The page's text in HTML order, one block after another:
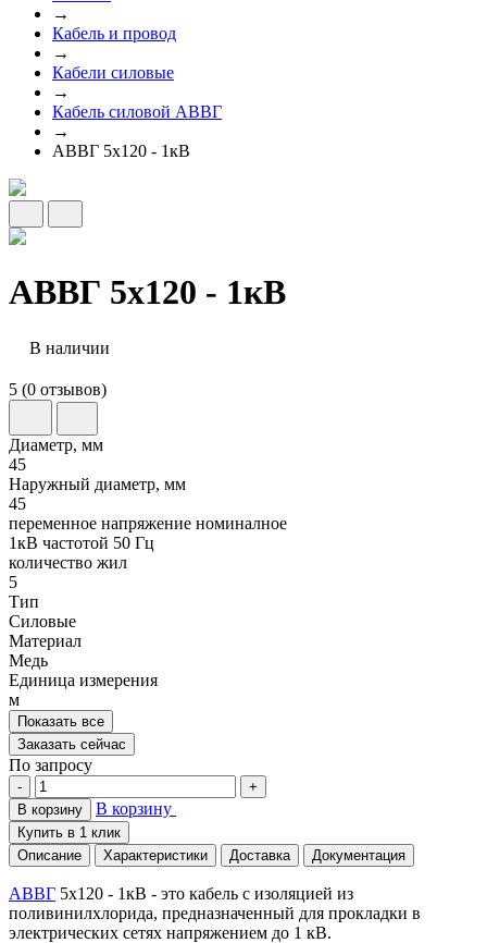
→
Кабель и провод
→
Кабели силовые
→
Кабель силовой АВВГ
→
АВВГ 5х120 - 1кВ
АВВГ 5х120 - 1кВ
В наличии
5 (0 отзывов)
Диаметр, мм
45
Наружный диаметр, мм
45
переменное напряжение номиналное
1кВ частотой 50 Гц
количество жил
5
Тип
Силовые
Материал
Медь
Единица измерения
м
Показать все
Заказать сейчас
По запросу
-
+
В корзину
В корзину
Купить в 1 клик
Описание
Характеристики Доставка Документация
АВВГ 5х120 - 1кВ - это кабель с изоляцией из
поливинилхлорида, предназначенный для прокладки в
электрических сетях напряжением до 1 кВ.